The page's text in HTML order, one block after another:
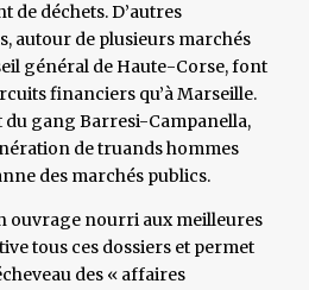
de déchets. D’autres
autour de plusieurs marchés
général de Haute-Corse, font
financiers qu’à Marseille.
gang Barresi-Campanella,
de truands hommes
des marchés publics.
ouvrage nourri aux meilleures
tous ces dossiers et permet
des « affaires